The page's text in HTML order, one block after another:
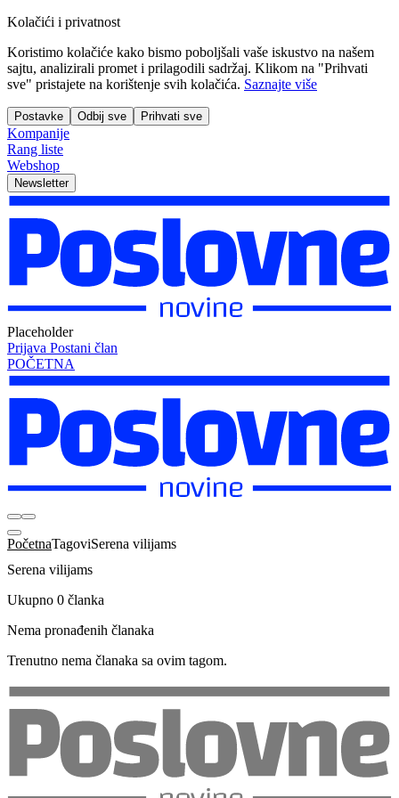
Kolačići i privatnost
Koristimo kolačiće kako bismo poboljšali vaše iskustvo na našem
sajtu, analizirali promet i prilagodili sadržaj. Klikom na "Prihvati
sve" pristajete na korištenje svih kolačića. Saznajte više
Postavke Odbij sve Prihvati sve
Kompanije
Rang liste
Webshop
Newsletter
Placeholder
Prijava Postani član
POČETNA
PočetnaTagoviSerena vilijams
Serena vilijams
Ukupno 0 članka
Nema pronađenih članaka
Trenutno nema članaka sa ovim tagom.